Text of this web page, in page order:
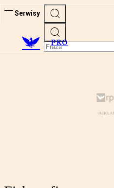
Serwisy
PRO